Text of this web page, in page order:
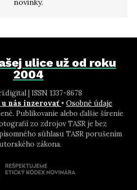
novinky.
ulice už od roku
2004
| ISSN 1337-8678
u nás inzerovať • Osobné údaje
Publikovanie alebo ďalšie šírenie
zo zdrojov TASR je bez
súhlasu TASR porušením
zákona.